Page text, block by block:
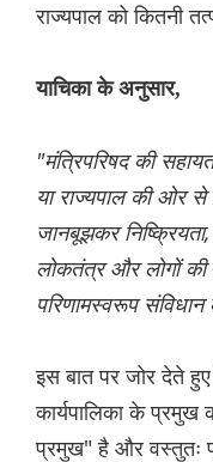
राज्यपाल को कितनी
याचिका के अनुसार,
"मंत्रिपरिषद की
या राज्यपाल की ओर से
जानबूझकर
लोकतंत्र और लोगों की
परिणामस्वरूप
इस बात पर जोर देते
कार्यपालिका के प्रमुख
प्रमुख" है और वस्तुतः